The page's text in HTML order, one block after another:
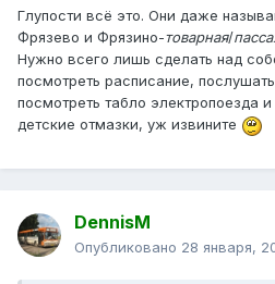
Глупости всё это. Они даже
Фрязево и Фрязино-товарная/
Нужно всего лишь сделать над
посмотреть расписание,
посмотреть табло электропоезда
детские отмазки, уж извините
DennisM
Опубликовано 28 января,